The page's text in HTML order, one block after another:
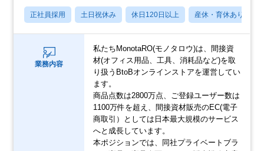
正社員採用 土日祝休み 休日120日以上 産休・育休あり
業務内容
私たちMonotaRO(モノタロウ)は、間接資
材(オフィス用品、工具、消耗品など)を取
り扱うBtoBオンラインストアを運営してい
ます。
商品点数は2800万点、ご登録ユーザー数は
1100万件を超え、間接資材販売のEC(電子
商取引）としては日本最大規模のサービス
へと成長しています。
本ポジションでは、同社プライベートブラ